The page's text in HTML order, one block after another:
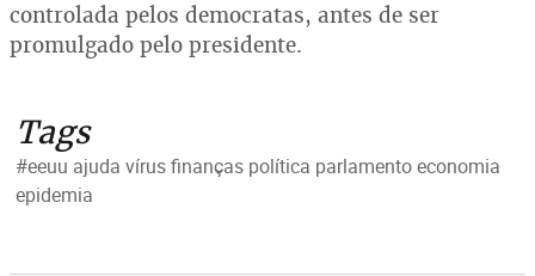
controlada pelos democratas, antes de ser
promulgado pelo presidente.
Tags
#eeuu ajuda vírus finanças política parlamento economia
epidemia